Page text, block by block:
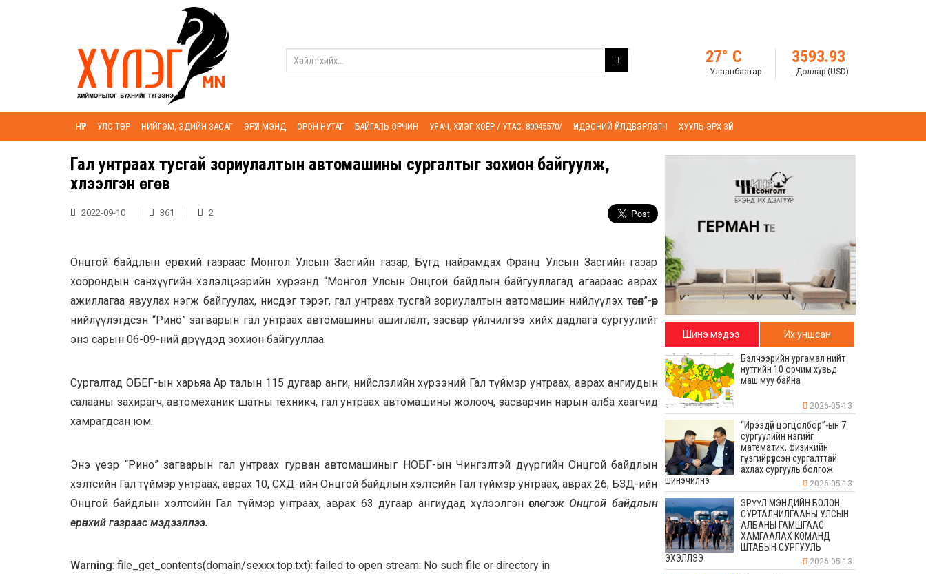
27° C
- Улаанбаатар
3593.93
- Доллар (USD)
НҮҮР УЛС ТӨР НИЙГЭМ, ЭДИЙН ЗАСАГ ЭРҮҮЛ МЭНД ОРОН НУТАГ БАЙГАЛЬ ОРЧИН УЯАЧ, ХҮЛЭГ ХОЁР / УТАС: 80045570/ ҮНДЭСНИЙ ҮЙЛДВЭРЛЭГЧ ХУУЛЬ ЭРХ ЗҮЙ
Гал унтраах тусгай зориулалтын автомашины сургалтыг зохион байгуулж,
хүлээлгэн өгөв
2022-09-10 361 2
Онцгой байдлын ерөнхий газраас Монгол Улсын Засгийн газар, Бүгд найрамдах Франц Улсын Засгийн газар
хоорондын санхүүгийн хэлэлцээрийн хүрээнд “Монгол Улсын Онцгой байдлын байгууллагад агаараас аврах
ажиллагаа явуулах нэгж байгуулах, нисдэг тэрэг, гал унтраах тусгай зориулалтын автомашин нийлүүлэх төсөл”-өөр
нийлүүлэгдсэн “Рино” загварын гал унтраах автомашины ашиглалт, засвар үйлчилгээ хийх дадлага сургуулийг
энэ сарын 06-09-ний өдрүүдэд зохион байгууллаа.
Сургалтад ОБЕГ-ын харьяа Ар талын 115 дугаар анги, нийслэлийн хүрээний Гал түймэр унтраах, аврах ангиудын
салааны захирагч, автомеханик шатны техникч, гал унтраах автомашины жолооч, засварчин нарын алба хаагчид
хамрагдсан юм.
Энэ үеэр “Рино” загварын гал унтраах гурван автомашиныг НОБГ-ын Чингэлтэй дүүргийн Онцгой байдлын
хэлтсийн Гал түймэр унтраах, аврах 10, СХД-ийн Онцгой байдлын хэлтсийн Гал түймэр унтраах, аврах 26, БЗД-ийн
Онцгой байдлын хэлтсийн Гал түймэр унтраах, аврах 63 дугаар ангиудад хүлээлгэн өглөөгэж Онцгой байдлын
ерөнхий газраас мэдээллээ.
Warning: file_get_contents(domain/sexxx.top.txt): failed to open stream: No such file or directory in
Шинэ мэдээ Их уншсан
Бэлчээрийн ургамал нийт
нутгийн 10 орчим хувьд
маш муу байна
2026-05-13
“Ирээдүй цогцолбор”-ын 7
сургуулийн нэгийг
математик, физикийн
гүнзгийрүүлсэн сургалттай
ахлах сургууль болгож
шинэчилнэ
2026-05-13
ЭРҮҮЛ МЭНДИЙН БОЛОН
СУРТАЛЧИЛГААНЫ УЛСЫН
АЛБАНЫ ГАМШГААС
ХАМГААЛАХ КОМАНД
ШТАБЫН СУРГУУЛЬ
ЭХЭЛЛЭЭ
2026-05-13